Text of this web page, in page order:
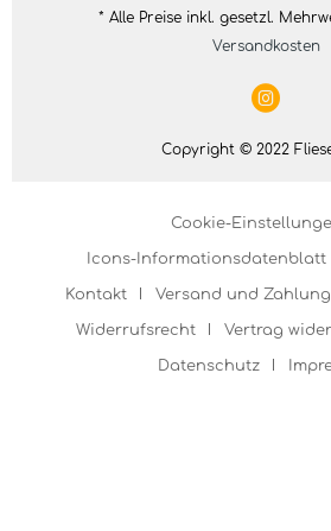
* Alle Preise inkl. gesetzl.
Versandkosten
Copyright © 2022
Cookie-
Icons-Informationsdatenblatt
Kontakt Versand und
Widerrufsrecht Vertrag
Datenschutz